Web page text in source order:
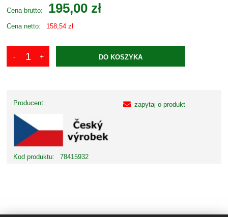
Cena brutto: 195,00 zł
Cena netto: 158,54 zł
DO KOSZYKA
Producent:
Kod produktu: 78415932
zapytaj o produkt